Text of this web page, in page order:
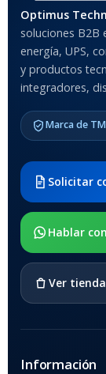
Optimus
soluciones B2B
energía, UPS,
y productos
integradores,
Marca de
Solicitar
Hablar
Ver
Información